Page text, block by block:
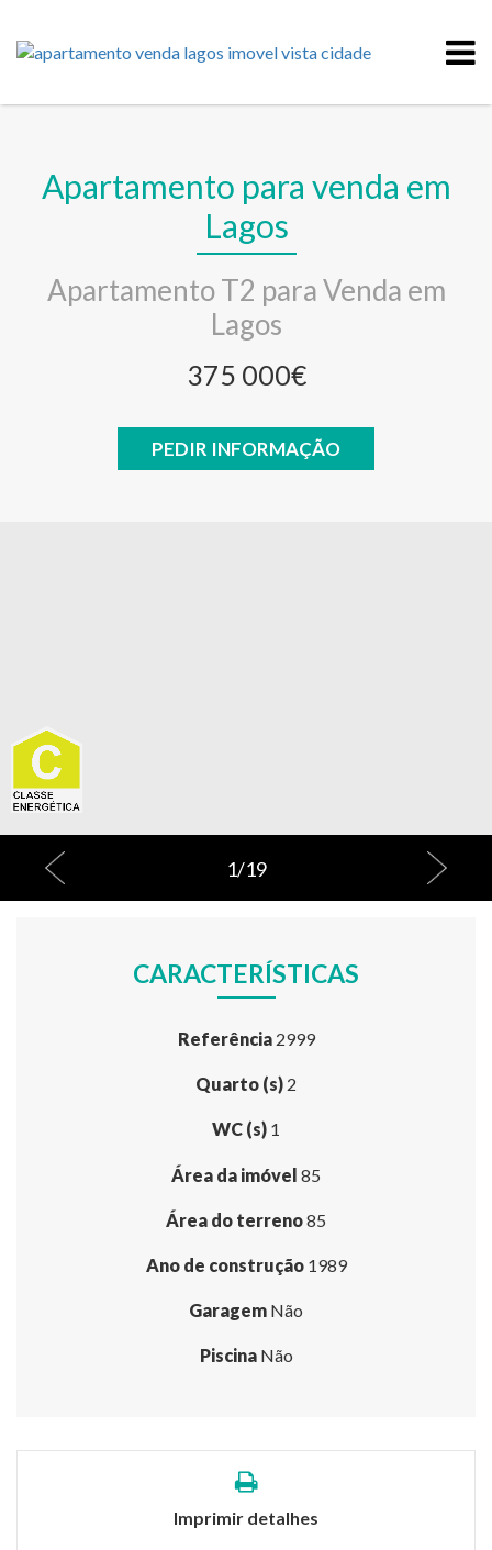
Apartamento para venda em
Lagos
Apartamento T2 para Venda em
Lagos
375 000€
PEDIR INFORMAÇÃO
1/19
CARACTERÍSTICAS
Referência2999
Quarto (s) 2
WC (s) 1
Área da imóvel 85
Área do terreno85
Ano de construção1989
Garagem Não
PiscinaNão
Imprimir detalhes